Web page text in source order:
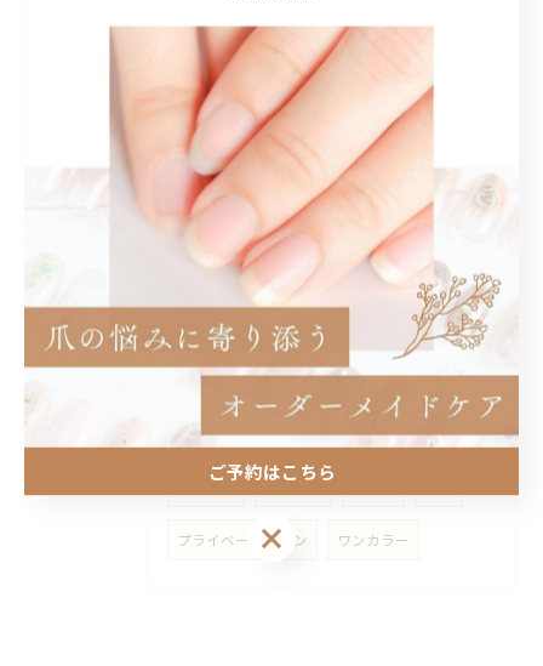
2026/03/13
タグ Tags
八幡市 ネイルケア ハンドケア
スキンカラー 美爪 ナチュラルネイル
自爪ケア むしり癖
プライベートサロン ワンカラー
ご予約はこちら
ご予約はこちら